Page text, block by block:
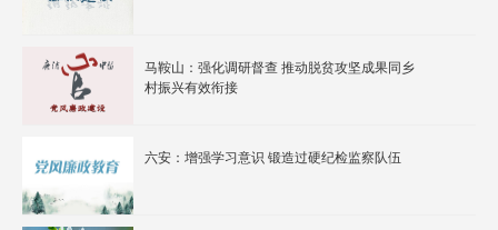
马鞍山：强化调研督查 推动脱贫攻坚成果同乡
村振兴有效衔接
六安：增强学习意识 锻造过硬纪检监察队伍